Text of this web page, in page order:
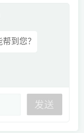
到您？